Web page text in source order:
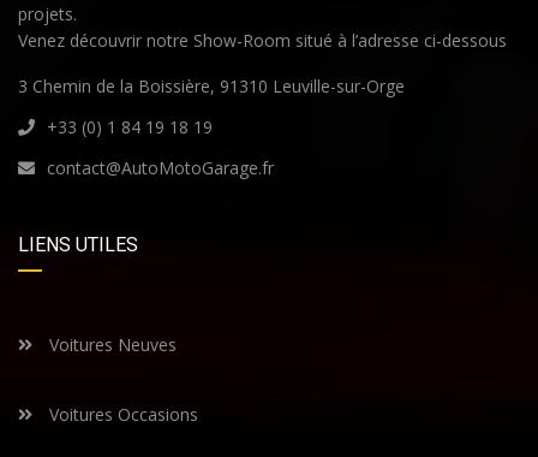
projets.
Venez découvrir notre Show-Room situé à l’adresse ci-dessous
3 Chemin de la Boissière, 91310 Leuville-sur-Orge
+33 (0) 1 84 19 18 19
contact@AutoMotoGarage.fr
LIENS UTILES
Voitures Neuves
Voitures Occasions